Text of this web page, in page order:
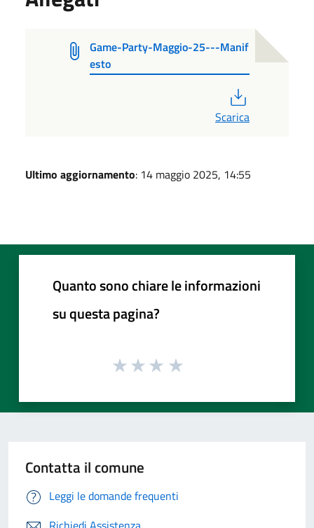
Game-Party-Maggio-25---Manif
esto
Scarica
Ultimo aggiornamento: 14 maggio 2025, 14:55
Quanto sono chiare le informazioni
su questa pagina?
Contatta il comune
Leggi le domande frequenti